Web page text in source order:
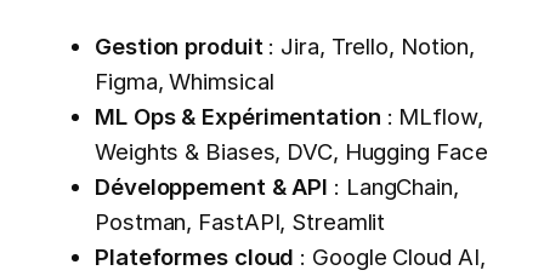
Gestion produit : Jira, Trello, Notion,
Figma, Whimsical
ML Ops & Expérimentation : MLflow,
Weights & Biases, DVC, Hugging Face
Développement & API : LangChain,
Postman, FastAPI, Streamlit
Plateformes cloud : Google Cloud AI,